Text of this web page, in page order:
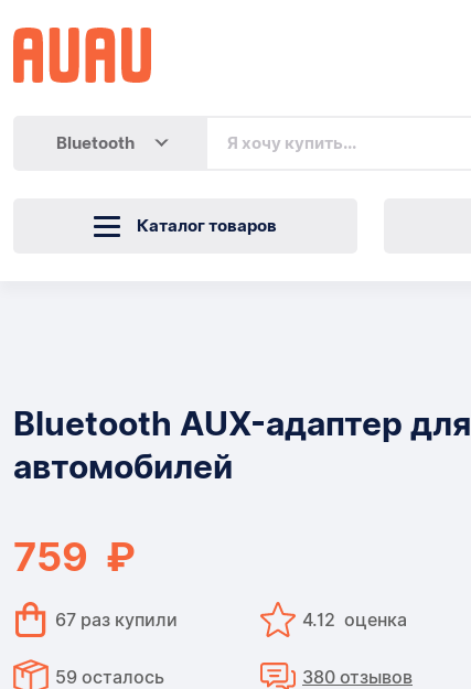
Bluetooth
Каталог товаров
для
автомобилей
759 ₽
Bluetooth AUX-адаптер для
автомобилей
67 раз купили 4.12 оценка
59 осталось 380 отзывов